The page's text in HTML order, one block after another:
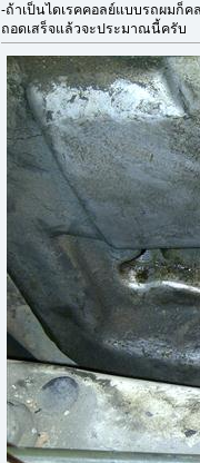
-ถ้าเป็นไดเรคคอลย์แบบรถผมก็
ถอดเสร็จแล้วจะประมาณนี้ครับ